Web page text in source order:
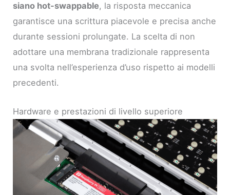
siano hot-swappable, la risposta meccanica
garantisce una scrittura piacevole e precisa anche
durante sessioni prolungate. La scelta di non
adottare una membrana tradizionale rappresenta
una svolta nell’esperienza d’uso rispetto ai modelli
precedenti.
Hardware e prestazioni di livello superiore